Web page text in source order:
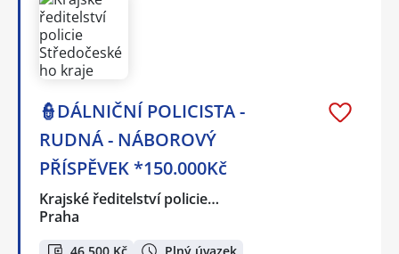
👮DÁLNIČNÍ POLICISTA -
RUDNÁ - NÁBOROVÝ
PŘÍSPĚVEK *150.000Kč
Krajské ředitelství policie…
Praha